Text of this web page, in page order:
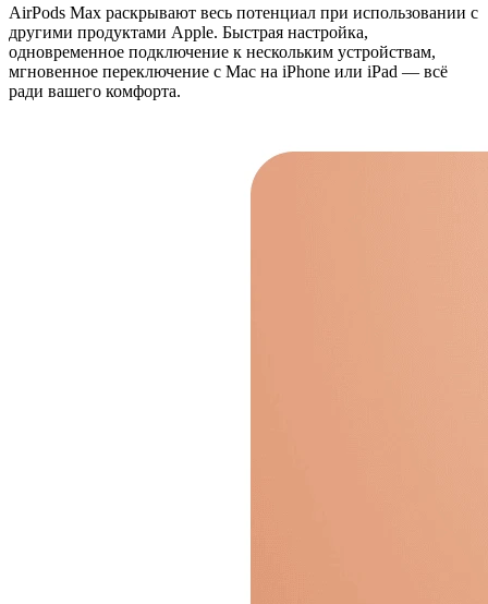
AirPods Max раскрывают весь потенциал при использовании с
другими продуктами Apple. Быстрая настройка,
одновременное подключение к нескольким устройствам,
мгновенное переключение с Mac на iPhone или iPad — всё
ради вашего комфорта.